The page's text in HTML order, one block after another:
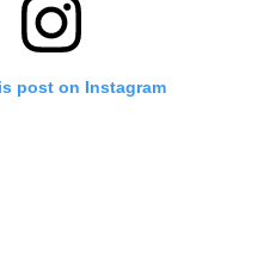
post on Instagram